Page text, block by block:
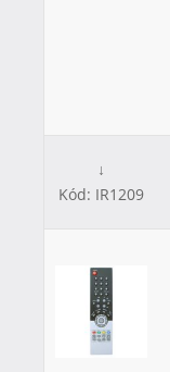
↓
Kód: IR1209